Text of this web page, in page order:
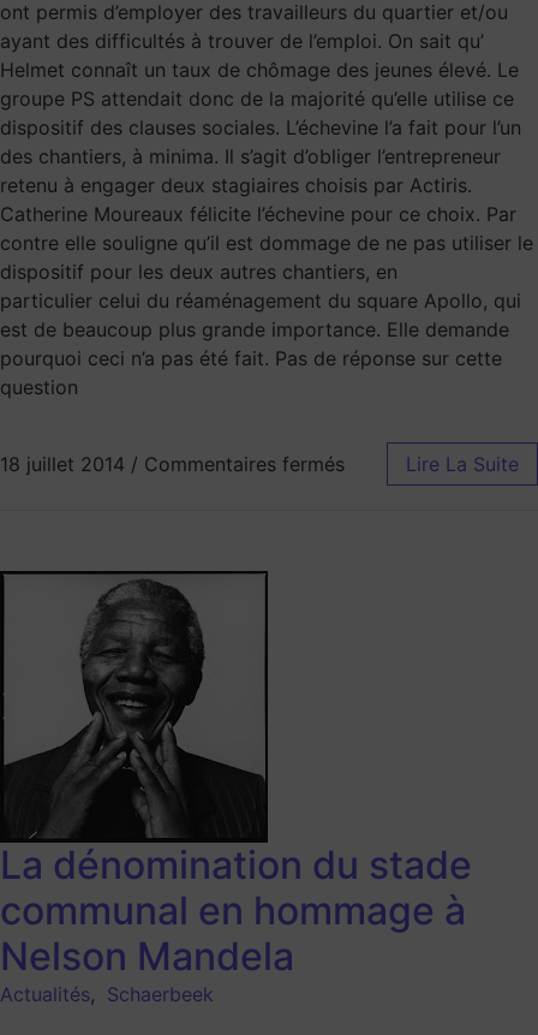
ont permis d’employer des travailleurs du quartier et/ou
ayant des difficultés à trouver de l’emploi. On sait qu’
Helmet connaît un taux de chômage des jeunes élevé. Le
groupe PS attendait donc de la majorité qu’elle utilise ce
dispositif des clauses sociales. L’échevine l’a fait pour l’un
des chantiers, à minima. Il s’agit d’obliger l’entrepreneur
retenu à engager deux stagiaires choisis par Actiris.
Catherine Moureaux félicite l’échevine pour ce choix. Par
contre elle souligne qu’il est dommage de ne pas utiliser le
dispositif pour les deux autres chantiers, en
particulier celui du réaménagement du square Apollo, qui
est de beaucoup plus grande importance. Elle demande
pourquoi ceci n’a pas été fait. Pas de réponse sur cette
question
18 juillet 2014 / Commentaires fermés Lire La Suite
La dénomination du stade
communal en hommage à
Nelson Mandela
Actualités, Schaerbeek